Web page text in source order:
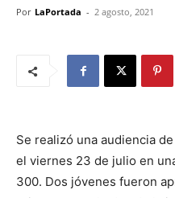
Por LaPortada - 2 agosto, 2021
Se realizó una audiencia
el viernes 23 de julio en
300. Dos jóvenes fueron